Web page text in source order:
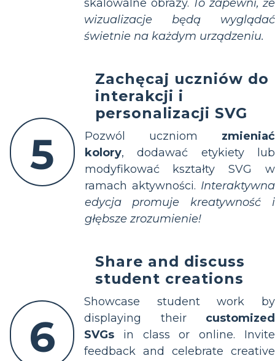
skalowalne obrazy. To zapewni, że
wizualizacje będą wyglądać
świetnie na każdym urządzeniu.
5
Zachęcaj uczniów do
interakcji i
personalizacji SVG
Pozwól uczniom zmieniać
kolory, dodawać etykiety lub
modyfikować kształty SVG w
ramach aktywności. Interaktywna
edycja promuje kreatywność i
głębsze zrozumienie!
6
Share and discuss
student creations
Showcase student work by
displaying their customized
SVGs in class or online. Invite
feedback and celebrate creative